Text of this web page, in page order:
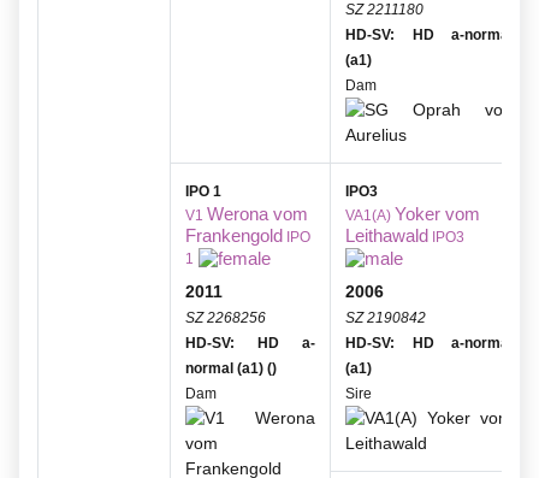
SZ 2211180
HD-SV: HD a-normal
(a1)
Dam
IPO 1
V1 Werona vom
Frankengold IPO
1
2011
SZ 2268256
HD-SV: HD a-
normal (a1) ()
Dam
IPO3
VA1(A) Yoker vom
Leithawald IPO3
2006
SZ 2190842
HD-SV: HD a-normal
(a1)
Sire